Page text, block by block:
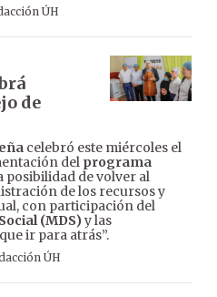
ÚH
de
celebró este miércoles el
del programa
posibilidad de volver al
de los recursos y
con participación del
(MDS)y las
ir para atrás”.
ÚH